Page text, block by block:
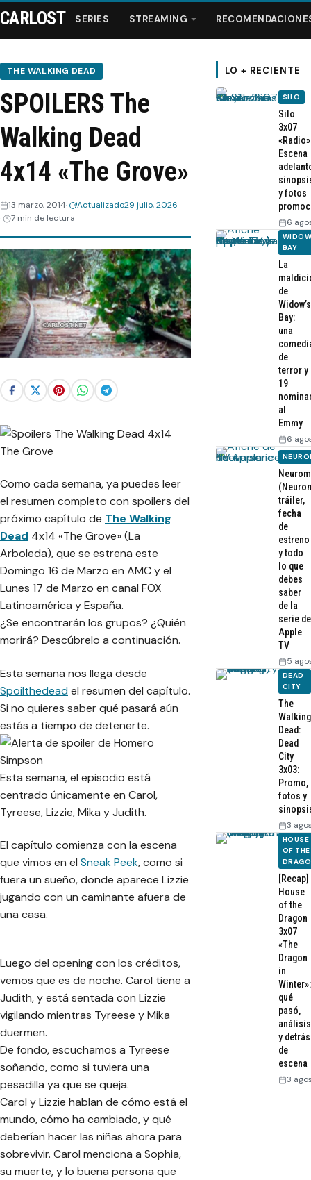
Series
Streaming
Recomendaciones
Videos
Webisodios
CARLOST SERIES STREAMING
THE WALKING DEAD
SPOILERS The
Walking Dead
4x14 «The Grove»
13 marzo, 2014 Actualizado29 julio, 2026
7 min de lectura
Como cada semana, ya puedes leer
el resumen completo con spoilers del
próximo capítulo de The Walking
Dead 4x14 «The Grove» (La
Arboleda), que se estrena este
Domingo 16 de Marzo en AMC y el
Lunes 17 de Marzo en canal FOX
Latinoamérica y España.
¿Se encontrarán los grupos? ¿Quién
morirá? Descúbrelo a continuación.
Esta semana nos llega desde
Spoilthedeadel resumen del capítulo.
Si no quieres saber qué pasará aún
estás a tiempo de detenerte.
Esta semana, el episodio está
centrado únicamente en Carol,
Tyreese, Lizzie, Mika y Judith.
El capítulo comienza con la escena
que vimos en el Sneak Peek, como si
fuera un sueño, donde aparece Lizzie
jugando con un caminante afuera de
una casa.
Luego del opening con los créditos,
vemos que es de noche. Carol tiene a
Judith, y está sentada con Lizzie
vigilando mientras Tyreese y Mika
duermen.
De fondo, escuchamos a Tyreese
soñando, como si tuviera una
pesadilla ya que se queja.
Carol y Lizzie hablan de cómo está el
mundo, cómo ha cambiado, y qué
deberían hacer las niñas ahora para
sobrevivir. Carol menciona a Sophia,
su muerte, y lo buena persona que
LO + RECIENTE
SILO
Silo
3x07
Escena
y fotos
6
BAY
La
de
Widow’s
Bay:
una
de
terror y
19
al
Emmy
6
tráiler,
fecha
de
estreno
y todo
lo que
debes
saber
de la
serie de
Apple
TV
5
DEAD
CITY
The
Walking
Dead:
Dead
City
3x03:
Promo,
fotos y
3
HOUSE
OF THE
[Recap]
House
of the
Dragon
3x07
«The
Dragon
in
Winter»:
qué
pasó,
análisis
y detrás
de
escena
3